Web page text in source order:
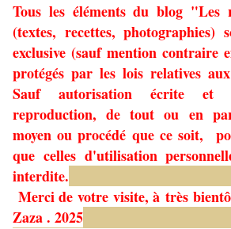
Tous les éléments du blog "Les
(textes, recettes, photographies)
exclusive (sauf mention
protégés par les lois relatives
Sauf autorisation écrite et
reproduction, de tout ou en
moyen ou procédé que ce soit,
que celles d'utilisation
interdite.
Merci de votre visite, à très
Zaza . 2025